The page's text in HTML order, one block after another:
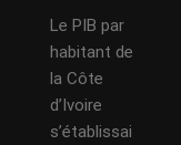
Le PIB par
habitant de
la Côte
d’Ivoire
s’établissai